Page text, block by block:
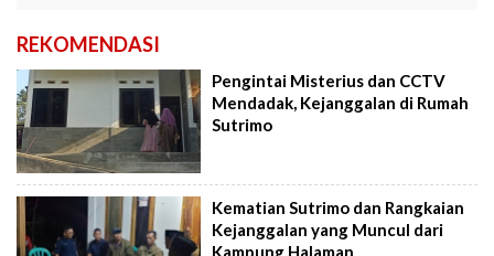
REKOMENDASI
Pengintai Misterius dan CCTV
Mendadak, Kejanggalan di Rumah
Sutrimo
Kematian Sutrimo dan Rangkaian
Kejanggalan yang Muncul dari
Kampung Halaman